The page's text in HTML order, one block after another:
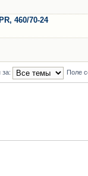
460/70-24
за: Поле